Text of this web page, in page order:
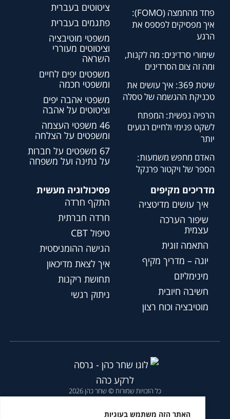
האתר הזה משתמש בעוגיות
פחד מהחמצה (FOMO):
איך מפסיקים לפספס את
הרגע
שימורי סרדינים: מה לקנות,
ומה זה צום הסרדינים
שיטת 369: איך עושים את
טכניקת ההגשמה של טסלה
הרפיה נפשית: המפתח
לשקט פנימי ולחיים רגועים
יותר
האדם מחפש משמעות:
הספר של ויקטור פרנקל
ציטוטים בעברית
פתגמים בעברית
משפטי מוטיבציה
וציטוטים מעוררי
השראה
משפטים יפים לחיים
ומשפטי חכמה
משפטי אהבה יפים
וציטוטים על אהבה
46 משפטי העצמה
ומשפטים על הצלחה
67 משפטים על חברות
על נתינה ועל משפחה
מדריכים מקיפים
איך עושים מדיטציה
שיפור הערכה
עצמית
התאמה זוגית
יוגה – מדריך מקיף
מינימליזם
חשיבה חיובית
מוטיבציה וכוח רצון
פסיכולוגיה מעשית
התקף חרדה
חרדה חברתית
טיפול CBT
הגישה ההומניסטית
איך לצאת מדיכאון
תחושת ריקנות
ניתוק רגשי
כל הזכויות שמורות © שחר כהן 2026
הצהרת נגישות|מדיניות פרטיות